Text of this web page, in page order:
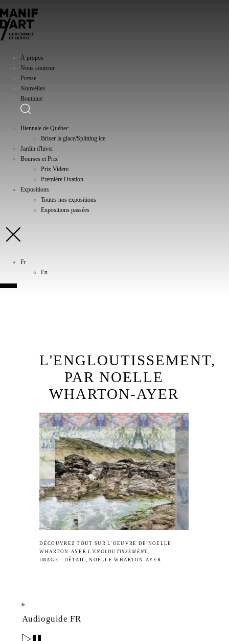
À propos
Nous soutenir
Presse
Nouvelles
Boutique
Biennale de Québec
Briser la glace/Splitting ice
Jardin d'hiver
Bourses et Prix
Prix Videre
Première Ovation
Expositions
Toutes nos expositions
Expositions passées
Fr
En
L'ENGLOUTISSEMENT,
PAR NOELLE
WHARTON-AYER
DÉCOUVREZ TOUT SUR L'OEUVRE DE NOELLE
WHARTON-AYERL'ENGLOUTISSEMENT.
IMAGE : DÉTAIL, NOELLE WHARTON-AYER.
Audioguide FR